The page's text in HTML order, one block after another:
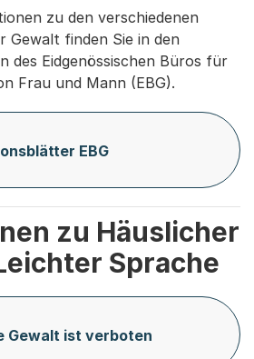
zu den verschiedenen
Gewalt finden Sie in den
des Eidgenössischen Büros für
Frau und Mann (EBG).
EBG
zu Häuslicher
Sprache
Gewalt ist verboten